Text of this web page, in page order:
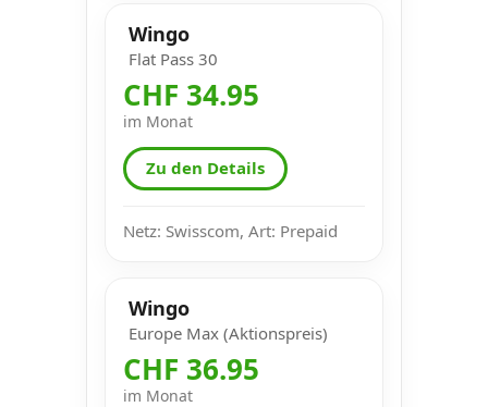
Wingo
Flat Pass 30
CHF 34.95
im Monat
Zu den Details
Netz: Swisscom, Art: Prepaid
Wingo
Europe Max (Aktionspreis)
CHF 36.95
im Monat